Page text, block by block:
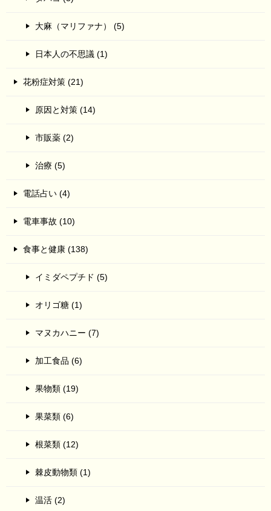
大麻（マリファナ） (5)
日本人の不思議 (1)
花粉症対策 (21)
原因と対策 (14)
市販薬 (2)
治療 (5)
電話占い (4)
電車事故 (10)
食事と健康 (138)
イミダペプチド (5)
オリゴ糖 (1)
マヌカハニー (7)
加工食品 (6)
果物類 (19)
果菜類 (6)
根菜類 (12)
棘皮動物類 (1)
温活 (2)